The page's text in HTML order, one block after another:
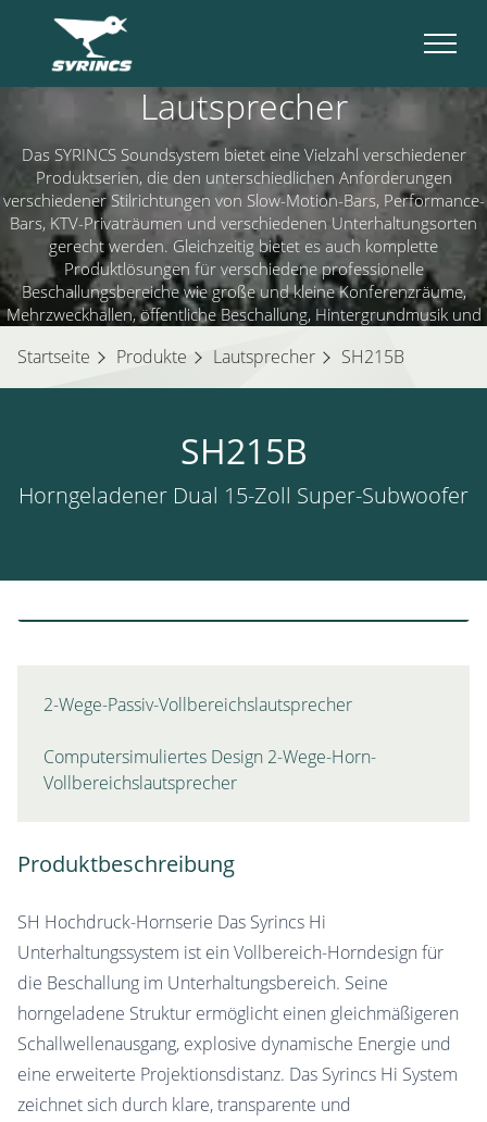
Lautsprecher
Das SYRINCS Soundsystem bietet eine Vielzahl verschiedener
Produktserien, die den unterschiedlichen Anforderungen
verschiedener Stilrichtungen von Slow-Motion-Bars, Performance-
Bars, KTV-Privaträumen und verschiedenen Unterhaltungsorten
gerecht werden. Gleichzeitig bietet es auch komplette
Produktlösungen für verschiedene professionelle
Beschallungsbereiche wie große und kleine Konferenzräume,
Mehrzweckhallen, öffentliche Beschallung, Hintergrundmusik und
Startseite Produkte Lautsprecher SH215B
SH215B
Horngeladener Dual 15-Zoll Super-Subwoofer
2-Wege-Passiv-Vollbereichslautsprecher
Computersimuliertes Design 2-Wege-Horn-
Vollbereichslautsprecher
Produktbeschreibung
SH Hochdruck-Hornserie Das Syrincs Hi
Unterhaltungssystem ist ein Vollbereich-Horndesign für
die Beschallung im Unterhaltungsbereich. Seine
horngeladene Struktur ermöglicht einen gleichmäßigeren
Schallwellenausgang, explosive dynamische Energie und
eine erweiterte Projektionsdistanz. Das Syrincs Hi System
zeichnet sich durch klare, transparente und